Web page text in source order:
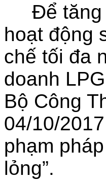
Để tăng
hoạt động
chế tối đa
doanh
Bộ Công
04/10/
phạm
lỏng”.